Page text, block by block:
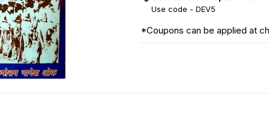
Use code - DEV5
*Coupons can be applied at